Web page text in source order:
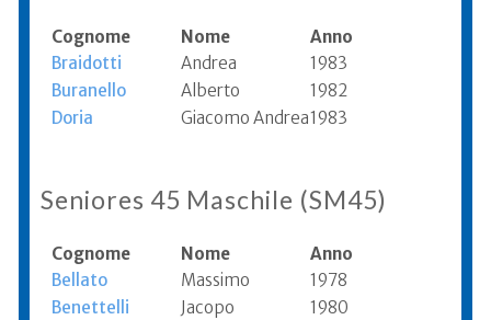
Cognome Nome
Anno
Braidotti
Andrea
1983
Buranello
Alberto
1982
Doria
Giacomo Andrea1983
Seniores 45 Maschile (SM45)
Cognome Nome
Anno
Bellato
Massimo
1978
Benettelli
Jacopo
1980